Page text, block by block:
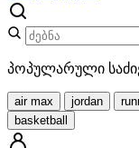
პოპულარული
air max jordan
basketball